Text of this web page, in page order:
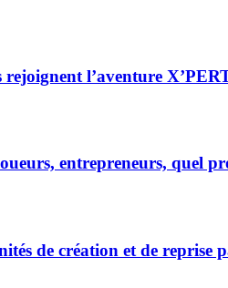
l’aventure
entrepreneurs, quel
de création et de reprise